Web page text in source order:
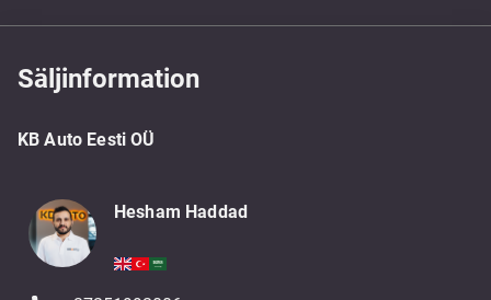
Säljinformation
KB Auto Eesti OÜ
Hesham Haddad